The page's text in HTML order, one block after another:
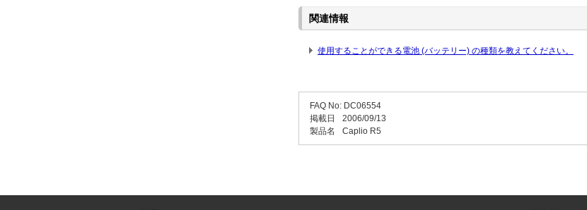
関連情報
使用することができる電池 (バッテリー) の種類を教えてください。
FAQ No: DC06554
掲載日
2006/09/13
製品名
Caplio R5